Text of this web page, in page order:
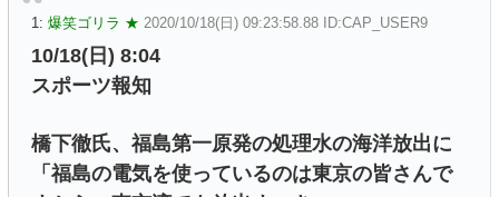
1: 爆笑ゴリラ ★ 2020/10/18(日) 09:23:58.88 ID:CAP_USER9
10/18(日) 8:04
スポーツ報知
橋下徹氏、福島第一原発の処理水の海洋放出に
「福島の電気を使っているのは東京の皆さんで